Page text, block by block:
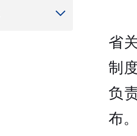
省
制
负
布